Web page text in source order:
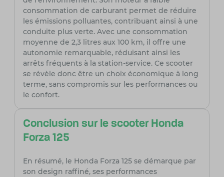
consommation de carburant permet de réduire
les émissions polluantes, contribuant ainsi à une
conduite plus verte. Avec une consommation
moyenne de 2,3 litres aux 100 km, il offre une
autonomie remarquable, réduisant ainsi les
arrêts fréquents à la station-service. Ce scooter
se révèle donc être un choix économique à long
terme, sans compromis sur les performances ou
le confort.
Conclusion sur le scooter Honda
Forza 125
En résumé, le Honda Forza 125 se démarque par
son design raffiné, ses performances